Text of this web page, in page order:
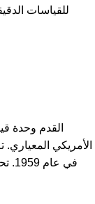
للقياسات
القدم وحدة